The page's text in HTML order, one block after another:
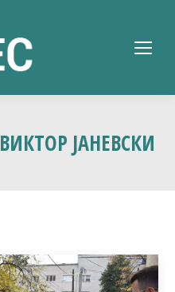
ВИКТОР ЈАНЕВСКИ